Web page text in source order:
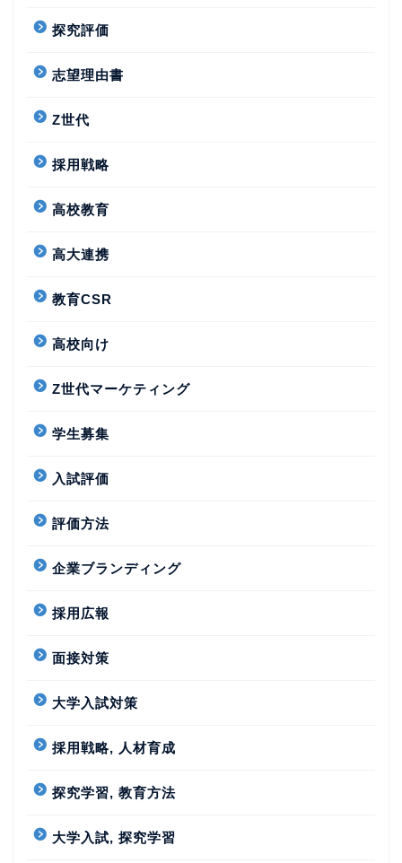
探究評価
志望理由書
Z世代
採用戦略
高校教育
高大連携
教育CSR
高校向け
Z世代マーケティング
学生募集
入試評価
評価方法
企業ブランディング
採用広報
面接対策
大学入試対策
採用戦略, 人材育成
探究学習, 教育方法
大学入試, 探究学習